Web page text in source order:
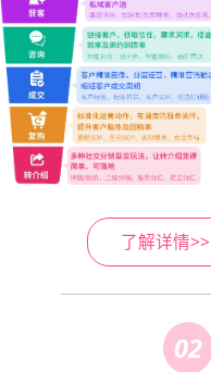
了解详情>>
02